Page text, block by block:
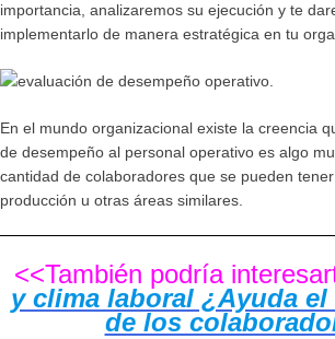
importancia, analizaremos su ejecución y te
implementarlo de manera estratégica en tu
En el mundo organizacional existe la creencia
de desempeño al personal operativo es algo
cantidad de colaboradores que se pueden
producción u otras áreas similares.
<<También podría
y clima laboral ¿Ayuda el
de los